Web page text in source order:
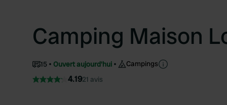
Camping Maison
15 Ouvert aujourd'hui Campings
4.1921 avis